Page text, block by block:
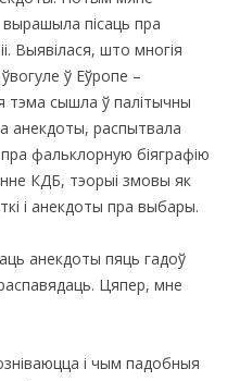
вырашыла пісаць пра
Выявілася, што многія
ў Еўропе –
тэма сышла ў палiтычны
анекдоты, распытвала
пра фальклорную біяграфію
КДБ, тэорыі змовы як
і анекдоты пра выбары.
анекдоты пяць гадоў
Цяпер, мне
і чым падобныя